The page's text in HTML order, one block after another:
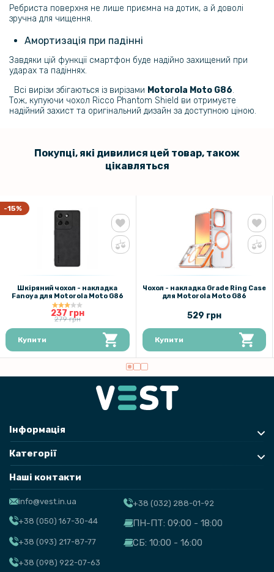
Ребриста поверхня не лише приємна на дотик, а й доволі
зручна для чищення.
Амортизація при падінні
Завдяки цій функції смартфон буде надійно захищений при
ударах та падіннях.
Всі вирізи збігаються із вирізами Motorola Moto G86.
Тож, купуючи чохол Ricco Phantom Shield ви отримуєте
надійний захист та оригінальний дизайн за доступною ціною.
Покупці, які дивилися цей товар, також
цікавляться
-15%
Шкіряний чохол - накладка
Fanoya для Motorola Moto G86
237 грн
279 грн
Купити
Чохол - накладка Grade Ring Case
для Motorola Moto G86
529 грн
Купити
Інформація
Категорії
Наші контакти
info@vest.in.ua
+38 (050) 167-30-44
+38 (093) 217-87-77
+38 (098) 922-07-63
+38 (032) 288-01-92
ПН-ПТ: 09:00 - 18:00
СБ: 10:00 - 16:00